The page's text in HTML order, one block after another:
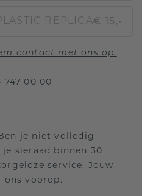
REPLICA€ 15,-
contact met ons op.
747 00 00
je niet volledig
sieraad binnen 30
service. Jouw
ons voorop.